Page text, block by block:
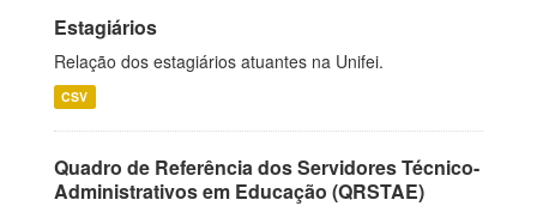
Estagiários
Relação dos estagiários atuantes na Unifei.
CSV
Quadro de Referência dos Servidores Técnico-
Administrativos em Educação (QRSTAE)